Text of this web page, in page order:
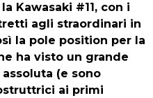
Kawasaki #11, con i
agli straordinari in
la pole position per la
ha visto un grande
(e sono
ai primi